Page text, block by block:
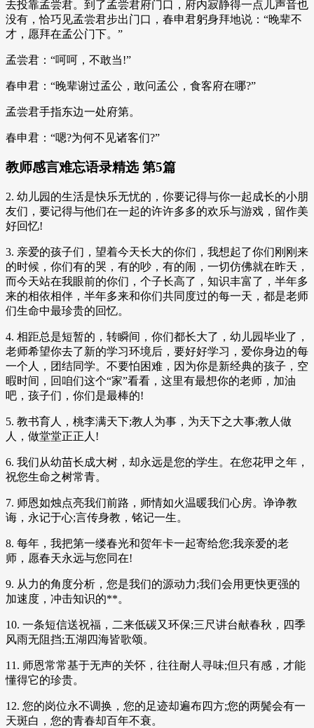
去投靠孟尝君。到了孟尝君府门口，府内寂静得一点儿声音也
没有，恰巧见孟尝君步出门口，春申君躬身拜地说：“晚辈不
才，愿拜在孟公门下。”
孟尝君：“呵呵，不敢当!”
春申君：“晚辈谢过孟公，敢问孟公，食客府在哪?”
孟尝君手指东边一处府第。
春申君：“嗯?为何不见诸客们?”
教师感言难忘语录精选 第5篇
2. 幼儿园的生活是快乐无忧的，你要记得与你一起成长的小朋
友们，要记得与他们在一起的许许多多的欢乐与游戏，留作美
好回忆!
3. 亲爱的孩子们，望着今天长大的你们，我想起了你们刚刚来
的时候，你们有的哭，有的吵，有的闹，一切仿佛就在昨天，
而今天站在我眼前的你们，个子长高了，知识丰富了，半年多
来的相依相伴，半年多来和你们共同度过的每一天，都是老师
们生命中最珍贵的回忆。
4. 相距总是短暂的，转瞬间，你们都长大了，幼儿园毕业了，
老师希望你去了新的学习环境后，要好好学习，爱你身边的每
一个人，团结同学。不要怕困难，因为你是新经典的孩子，空
暇时间，回咱们这个“家”看看，这里有最想你的老师，加油
吧，孩子们，你们是最棒的!
5. 教书育人，桃李满天下;教人为事，为天下之大事;教人做
人，做堂堂正正人!
6. 我们从幼苗长成大树，却永远是您的学生。在您花甲之年，
祝您生命之树常青。
7. 师恩如烛点亮我们前路，师情如火温暖我们心房。诤诤教
诲，永记于心;言传身教，铭记一生。
8. 每年，我把第一缕春光和贺年卡一起寄给您;我亲爱的老
师，愿春天永远与您同在!
9. 从力的角度分析，您是我们的源动力;我们会用更快更强的
加速度，冲击知识的**。
10. 一条短信送祝福，二来低碳又环保;三尺讲台献春秋，四季
风雨无阻挡;五湖四海皆歌颂。
11. 师恩常常基于无声的关怀，往往耐人寻味;但只有感，才能
懂得它的珍贵。
12. 您的岗位永不调换，您的足迹却遍布四方;您的两鬓会有一
天斑白，您的青春却百年不衰。